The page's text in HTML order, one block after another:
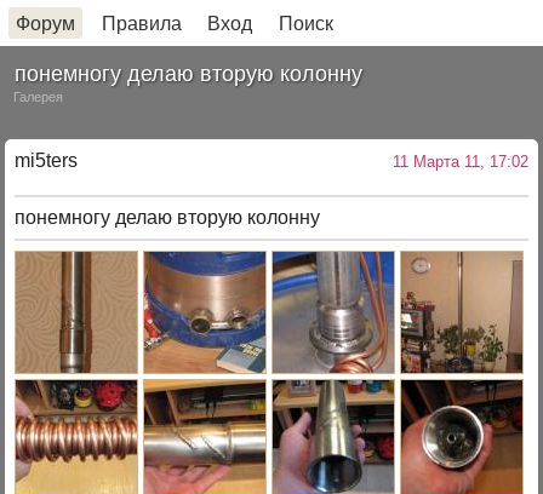
Форум Правила Вход Поиск
понемногу делаю вторую колонну
Галерея
mi5ters 11 Марта 11, 17:02
понемногу делаю вторую колонну